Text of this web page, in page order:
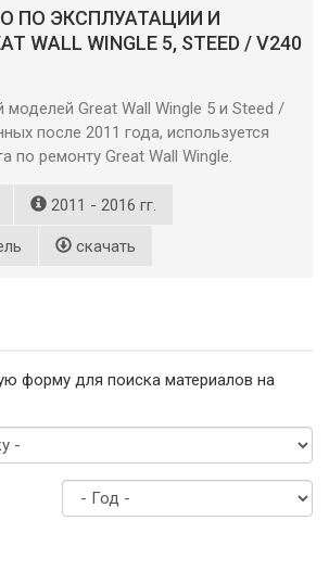
ПО ЭКСПЛУАТАЦИИ И
WALL WINGLE 5, STEED / V240
Great Wall Wingle 5 и Steed /
после 2011 года, используется
по ремонту Great Wall Wingle.
2011 - 2016 гг.
скачать
форму для поиска материалов на